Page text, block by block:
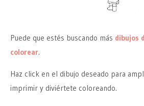
Puede que estés buscando más dibujos
colorear.
Haz click en el dibujo deseado para
imprimir y diviértete coloreando.